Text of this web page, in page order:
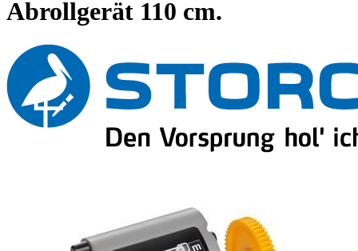
Abrollgerät 110 cm.